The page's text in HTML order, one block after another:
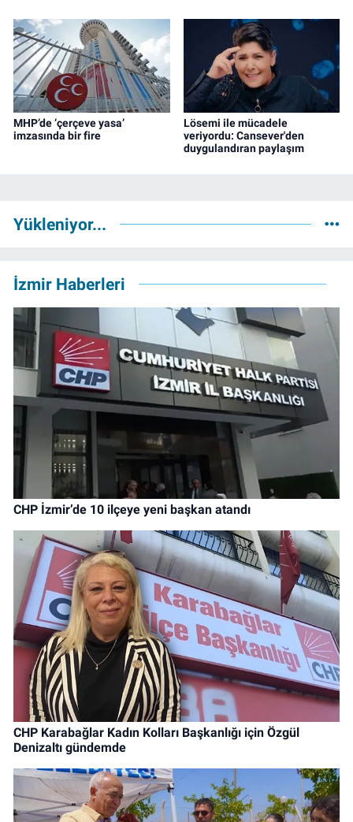
MHP’de ‘çerçeve yasa’
imzasında bir fire
Lösemi ile mücadele
veriyordu: Cansever'den
duygulandıran paylaşım
Yükleniyor...
İzmir Haberleri
CHP İzmir’de 10 ilçeye yeni başkan atandı
CHP Karabağlar Kadın Kolları Başkanlığı için Özgül
Denizaltı gündemde